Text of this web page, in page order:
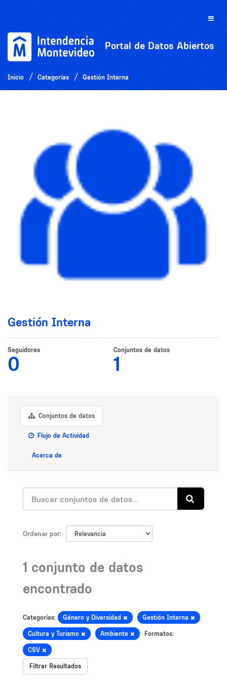
Toggle
Portal de Datos Abiertos
Inicio Categorías Gestión Interna
Gestión Interna
Seguidores
0
Conjuntos de datos
1
Conjuntos de datos
Flujo de Actividad
Acerca de
Ordenar por
1 conjunto de datos
encontrado
Categorías: Género y Diversidad Gestión Interna
Cultura y Turismo Ambiente Formatos:
CSV
Filtrar Resultados